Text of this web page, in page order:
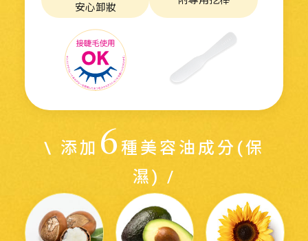
安心卸妝
\ 添加 6 種美容油成分(保
濕) /